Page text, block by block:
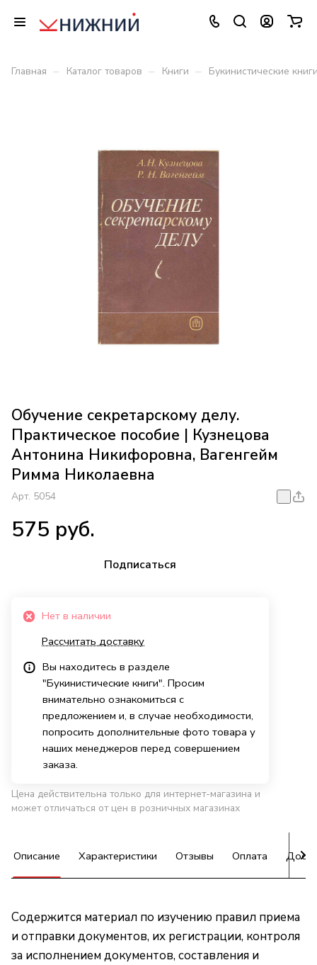
Главная – Каталог товаров – Книги – Букинистические
Обучение секретарскому делу.
Практическое пособие | Кузнецова
Антонина Никифоровна, Вагенгейм
Римма Николаевна
Арт. 5054
575 руб.
Подписаться
Нет в наличии
Рассчитать доставку
Вы находитесь в разделе
"Букинистические книги". Просим
внимательно ознакомиться с
предложением и, в случае необходимости,
попросить дополнительные фото товара у
наших менеджеров перед совершением
заказа.
Цена действительна только для интернет-магазина и
может отличаться от цен в розничных магазинах
Описание Характеристики Отзывы Оплата
Содержится материал по изучению правил приема
и отправки документов, их регистрации, контроля
за исполнением документов, составления и